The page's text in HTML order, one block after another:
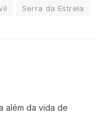
Serra da Estrela
além da vida de